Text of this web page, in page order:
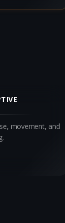
movement, and